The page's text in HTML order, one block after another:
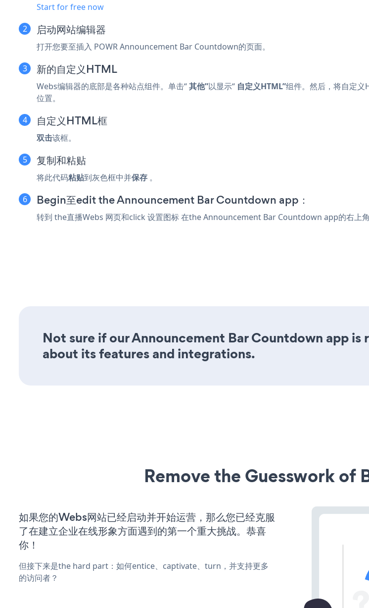
Start for free now
启动网站编辑器
打开您要至插入 POWR Announcement Bar Countdown的页面。
新的自定义HTML
Webs编辑器的底部是各种站点组件。单击“其他”以显示“ 自定义HTML”组件。然后，将自定
位置。
自定义HTML框
双击该框。
复制和粘贴
将此代码粘贴到灰色框中并保存 。
Begin至edit the Announcement Bar Countdown app：
转到 the直播Webs 网页和click 设置图标在the Announcement Bar Countdown app的右上角
Not sure if our Announcement Bar Countdown app is
about its features and integrations.
Remove the Guesswork of
如果您的Webs网站已经启动并开始运营，那么您已经克服
了在建立企业在线形象方面遇到的第一个重大挑战。恭喜
你！
但接下来是the hard part：如何entice、captivate、turn，并支持更多
的访问者？